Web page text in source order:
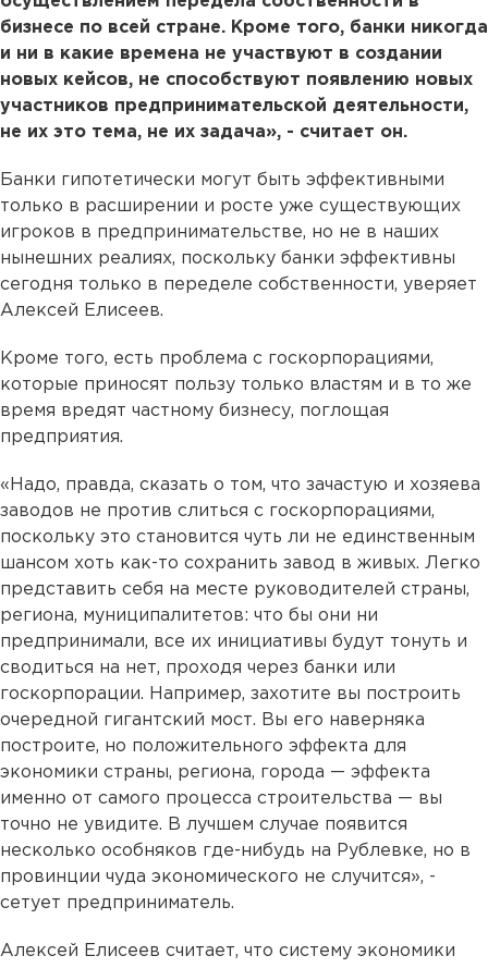
бизнесе по всей стране. Кроме того, банки никогда
и ни в какие времена не участвуют в создании
новых кейсов, не способствуют появлению новых
участников предпринимательской деятельности,
не их это тема, не их задача», - считает он.
Банки гипотетически могут быть эффективными
только в расширении и росте уже существующих
игроков в предпринимательстве, но не в наших
нынешних реалиях, поскольку банки эффективны
сегодня только в переделе собственности, уверяет
Алексей Елисеев.
Кроме того, есть проблема с госкорпорациями,
которые приносят пользу только властям и в то же
время вредят частному бизнесу, поглощая
предприятия.
«Надо, правда, сказать о том, что зачастую и хозяева
заводов не против слиться с госкорпорациями,
поскольку это становится чуть ли не единственным
шансом хоть как-то сохранить завод в живых. Легко
представить себя на месте руководителей страны,
региона, муниципалитетов: что бы они ни
предпринимали, все их инициативы будут тонуть и
сводиться на нет, проходя через банки или
госкорпорации. Например, захотите вы построить
очередной гигантский мост. Вы его наверняка
построите, но положительного эффекта для
экономики страны, региона, города — эффекта
именно от самого процесса строительства — вы
точно не увидите. В лучшем случае появится
несколько особняков где-нибудь на Рублевке, но в
провинции чуда экономического не случится», -
сетует предприниматель.
Алексей Елисеев считает, что систему экономики